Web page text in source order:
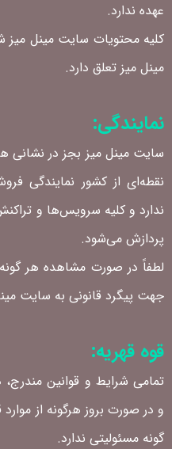
عهده ندارد.
کلیه محتویات سایت مینل میز
مینل میز تعلق دارد.
نمایندگی:
سایت مینل میز بجز در
نقطه‏‌ای از کشور نمایندگی
ندارد و کلیه سرویس‌‏ها و
پردازش می‏‌شود.
لطفاً در صورت مشاهده هر
جهت پیگرد قانونی به سایت
قوه قهریه:
تمامی شرایط و قوانین
و در صورت بروز هرگونه از
گونه مسئولیتی ندارد.